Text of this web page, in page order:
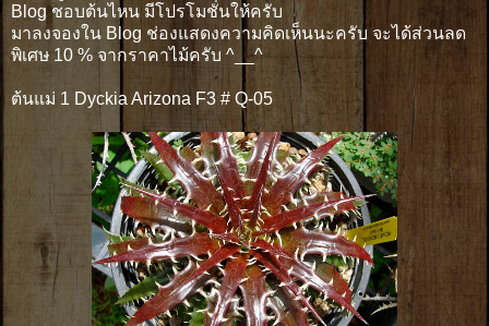
Blog ชอบต้นไหน มีโปรโมชั่นให้ครับ
มาลงจองใน Blog ช่องแสดงความคิดเห็นนะครับ จะได้ส่วนลด
พิเศษ 10 % จากราคาไม้ครับ ^__^
ต้นแม่ 1 Dyckia Arizona F3 # Q-05